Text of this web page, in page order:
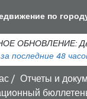
по
ОБНОВЛЕНИЕ:
за последние 48
Отчеты и